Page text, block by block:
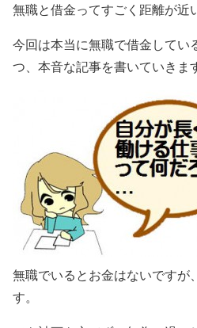
無職と借金ってすごく距離が近
今回は本当に無職で借金してい
つ、本音な記事を書いていきま
無職でいるとお金はないですが
す。